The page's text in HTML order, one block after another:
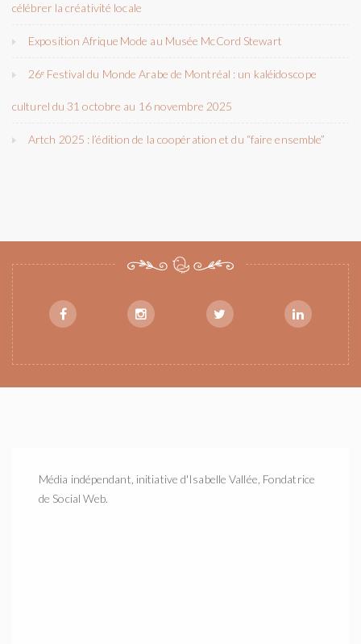
célébrer la créativité locale
Exposition Afrique Mode au Musée McCord Stewart
26ᵉ Festival du Monde Arabe de Montréal : un kaléidoscope
culturel du 31 octobre au 16 novembre 2025
Artch 2025 : l’édition de la coopération et du “faire ensemble”
Média indépendant, initiative d'Isabelle Vallée, Fondatrice
de Social Web.